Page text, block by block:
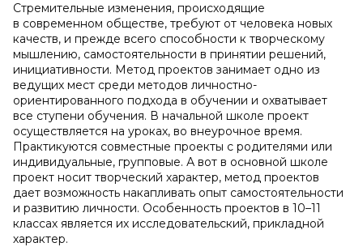
Стремительные изменения, происходящие
в современном обществе, требуют от человека новых
качеств, и прежде всего способности к творческому
мышлению, самостоятельности в принятии решений,
инициативности. Метод проектов занимает одно из
ведущих мест среди методов личностно-
ориентированного подхода в обучении и охватывает
все ступени обучения. В начальной школе проект
осуществляется на уроках, во внеурочное время.
Практикуются совместные проекты с родителями или
индивидуальные, групповые. А вот в основной школе
проект носит творческий характер, метод проектов
дает возможность накапливать опыт самостоятельности
и развитию личности. Особенность проектов в 10–11
классах является их исследовательский, прикладной
характер.